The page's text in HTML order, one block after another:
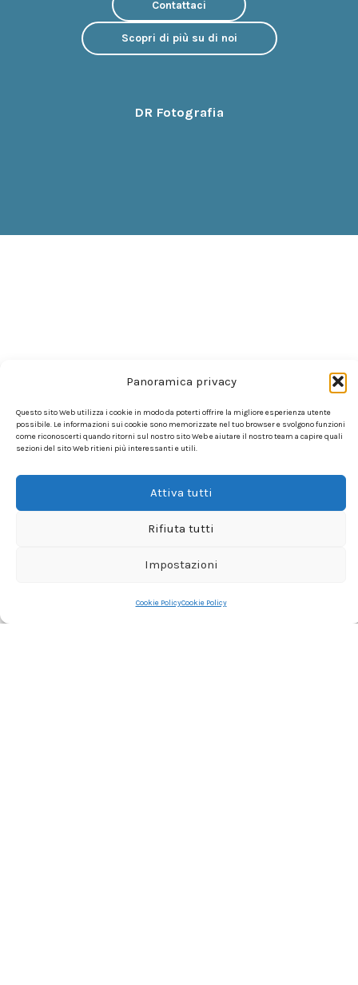
Panoramica privacy
Questo sito Web utilizza i cookie in modo da poterti offrire la migliore esperienza utente
possibile. Le informazioni sui cookie sono memorizzate nel tuo browser e svolgono funzioni
come riconoscerti quando ritorni sul nostro sito Web e aiutare il nostro team a capire quali
sezioni del sito Web ritieni più interessanti e utili.
Attiva tutti
Rifiuta tutti
Impostazioni
Cookie PolicyCookie Policy
Contattaci
Scopri di più su di noi
DR Fotografia